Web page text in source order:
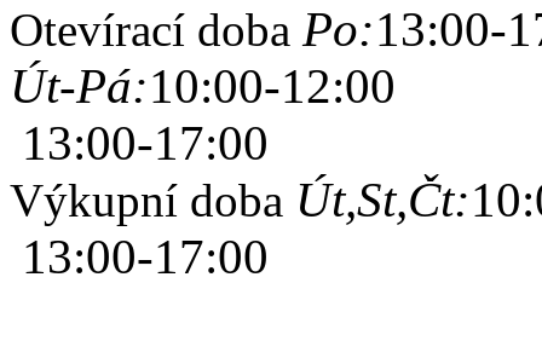
Otevírací doba Po:13:00-
Út-Pá:10:00-12:00
13:00-17:00
Výkupní doba Út,St,Čt:
13:00-17:00